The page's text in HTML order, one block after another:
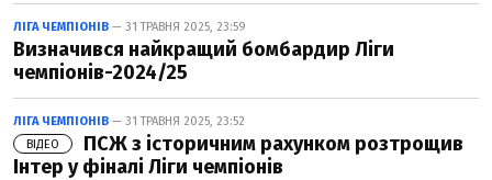
ЛІГА ЧЕМПІОНІВ — 31 ТРАВНЯ 2025, 23:59
Визначився найкращий бомбардир Ліги
чемпіонів-2024/25
ЛІГА ЧЕМПІОНІВ — 31 ТРАВНЯ 2025, 23:52
ВІДЕО
ПСЖ з історичним рахунком розтрощив
Інтер у фіналі Ліги чемпіонів